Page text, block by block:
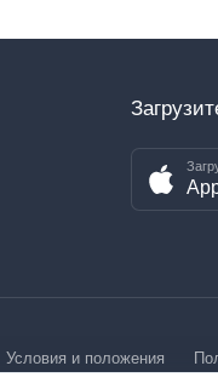
Условия и положения